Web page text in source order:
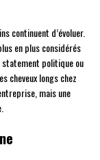
continuent d’évoluer.
en plus considérés
statement politique ou
cheveux longs chez
mais une